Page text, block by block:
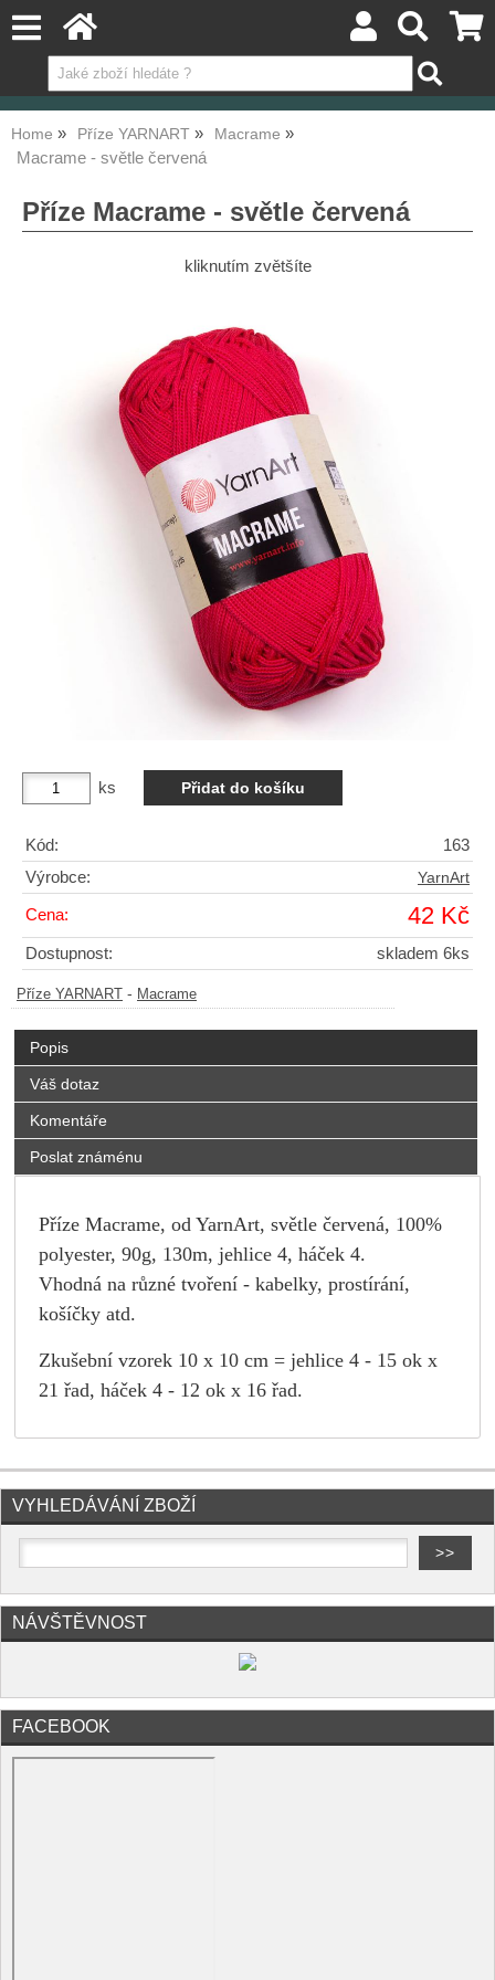
Home Příze YARNART Macrame
Macrame - světle červená
Příze Macrame - světle červená
kliknutím zvětšíte
ks
Kód:
163
Výrobce:
YarnArt
Cena: 42 Kč
Dostupnost: skladem 6ks
Příze YARNART - Macrame
Popis
Váš dotaz
Komentáře
Poslat známénu
Příze Macrame, od YarnArt, světle červená, 100%
polyester, 90g, 130m, jehlice 4, háček 4.
Vhodná na různé tvoření - kabelky, prostírání,
košíčky atd.
Zkušební vzorek 10 x 10 cm = jehlice 4 - 15 ok x
21 řad, háček 4 - 12 ok x 16 řad.
VYHLEDÁVÁNÍ ZBOŽÍ
NÁVŠTĚVNOST
FACEBOOK